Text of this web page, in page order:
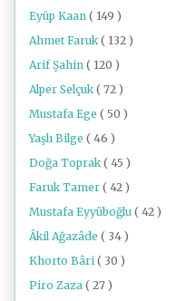
Eyüp Kaan ( 149 )
Ahmet Faruk ( 132 )
Arif Şahin ( 120 )
Alper Selçuk ( 72 )
Mustafa Ege ( 50 )
Yaşlı Bilge ( 46 )
Doğa Toprak ( 45 )
Faruk Tamer ( 42 )
Mustafa Eyyüboğlu ( 42 )
Âkil Ağazâde ( 34 )
Khorto Bâri ( 30 )
Piro Zaza ( 27 )